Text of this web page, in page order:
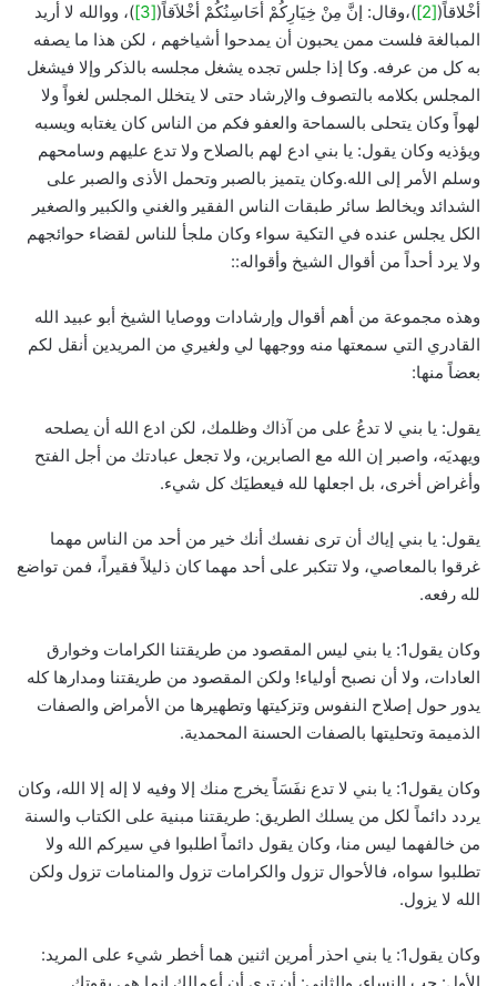
أخْلاقاً([2] )،وقال: إنَّ مِنْ خِيَارِكُمْ أَحَاسِنُكُمْ أَخْلاَقاً([3]
)، ووالله لا أريد
المبالغة فلست ممن يحبون أن يمدحوا أشياخهم ، لكن هذا ما يصفه
به كل من عرفه. وكا إذا جلس تجده يشغل مجلسه بالذكر وإلا فيشغل
المجلس بكلامه بالتصوف والإرشاد حتى لا يتخلل المجلس لغواً ولا
لهواً وكان يتحلى بالسماحة والعفو فكم من الناس كان يغتابه ويسبه
ويؤذيه وكان يقول: يا بني ادع لهم بالصلاح ولا تدع عليهم وسامحهم
وسلم الأمر إلى الله.وكان يتميز بالصبر وتحمل الأذى والصبر على
الشدائد ويخالط سائر طبقات الناس الفقير والغني والكبير والصغير
الكل يجلس عنده في التكية سواء وكان ملجأ للناس لقضاء حوائجهم
ولا يرد أحداً من أقوال الشيخ وأقواله::
وهذه مجموعة من أهم أقوال وإرشادات ووصايا الشيخ أبو عبيد الله
القادري التي سمعتها منه ووجهها لي ولغيري من المريدين أنقل لكم
بعضاً منها:
يقول: يا بني لا تدعُ على من آذاك وظلمك، لكن ادع الله أن يصلحه
ويهديَه، واصبر إن الله مع الصابرين، ولا تجعل عبادتك من أجل الفتح
وأغراض أخرى، بل اجعلها لله فيعطيَك كل شيء.
يقول: يا بني إياك أن ترى نفسك أنك خير من أحد من الناس مهما
غرقوا بالمعاصي، ولا تتكبر على أحد مهما كان ذليلاً فقيراً، فمن تواضع
لله رفعه.
وكان يقول1: يا بني ليس المقصود من طريقتنا الكرامات وخوارق
العادات، ولا أن نصبح أولياء! ولكن المقصود من طريقتنا ومدارها كله
يدور حول إصلاح النفوس وتزكيتها وتطهيرها من الأمراض والصفات
الذميمة وتحليتها بالصفات الحسنة المحمدية.
وكان يقول1: يا بني لا تدع نفَسَاً يخرج منك إلا وفيه لا إله إلا الله، وكان
يردد دائماً لكل من يسلك الطريق: طريقتنا مبنية على الكتاب والسنة
من خالفهما ليس منا، وكان يقول دائماً اطلبوا في سيركم الله ولا
تطلبوا سواه، فالأحوال تزول والكرامات تزول والمنامات تزول ولكن
الله لا يزول.
وكان يقول1: يا بني احذر أمرين اثنين هما أخطر شيء على المريد: